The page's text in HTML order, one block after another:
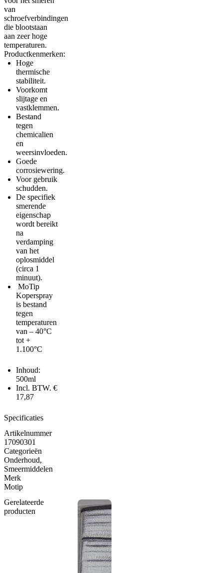
van
schroefverbindingen
die blootstaan
aan zeer hoge
temperaturen.
Productkenmerken:
Hoge
thermische
stabiliteit.
Voorkomt
slijtage en
vastklemmen.
Bestand
tegen
chemicalien
en
weersinvloeden.
Goede
corrosiewering.
Voor gebruik
schudden.
De specifiek
smerende
eigenschap
wordt bereikt
na
verdamping
van het
oplosmiddel
(circa 1
minuut).
MoTip
Koperspray
is bestand
tegen
temperaturen
van – 40°C
tot +
1.100°C
Inhoud:
500ml
Incl. BTW. €
17,87
Specificaties
Artikelnummer
17090301
Categorieën
Onderhoud,
Smeermiddelen
Merk
Motip
Gerelateerde
producten